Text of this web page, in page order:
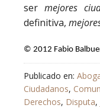
ser mejores
definitiva,
© 2012 Fabio
Publicado en:
Ciudadanos,
Derechos, Disputa,